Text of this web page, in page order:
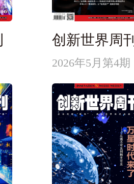
创新世界周刊
2026年5月第4期